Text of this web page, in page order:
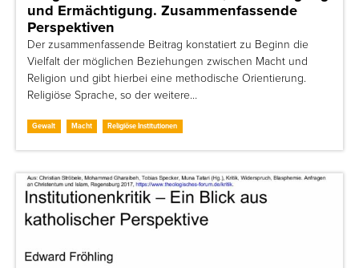
und Ermächtigung. Zusammenfassende
Perspektiven
Der zusammenfassende Beitrag konstatiert zu Beginn die
Vielfalt der möglichen Beziehungen zwischen Macht und
Religion und gibt hierbei eine methodische Orientierung.
Religiöse Sprache, so der weitere…
Gewalt Macht Religiöse Institutionen